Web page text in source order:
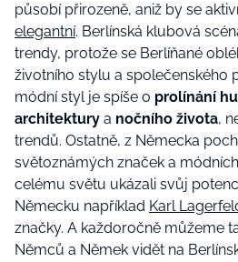
působí přirozeně, aniž by se
elegantní. Berlínská klubová
trendy, protože se Berlíňané
životního stylu a společenského
módní styl je spíše o prolínání
architektury a nočního života,
trendů. Ostatně, z Německa
světoznámých značek a
celému světu ukázali svůj
Německu například Karl
značky. A každoročně můžeme
Němců a Němek vidět na